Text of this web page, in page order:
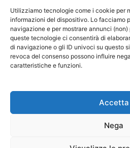
Utilizziamo tecnologie come i cookie per
informazioni del dispositivo. Lo facciamo
navigazione e per mostrare annunci
queste tecnologie ci consentirà di
di navigazione o gli ID univoci su questo
revoca del consenso possono influire
caratteristiche e funzioni.
Accetta
Nega
informazioni riportate.
a usare questo sito o ogni
questo sito, dichiari di
previste. ©
Contattaci:
Disclaimer / Avviso sui rischi